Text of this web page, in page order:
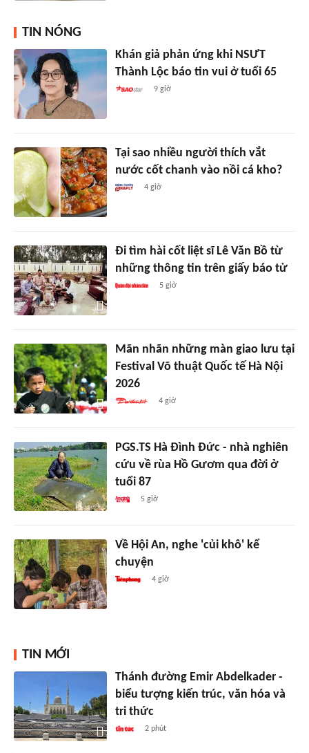
TIN NÓNG
Khán giả phản ứng khi NSƯT
Thành Lộc báo tin vui ở tuổi 65
9 giờ
Tại sao nhiều người thích vắt
nước cốt chanh vào nồi cá kho?
4 giờ
Đi tìm hài cốt liệt sĩ Lê Văn Bồ từ
những thông tin trên giấy báo tử
5 giờ
Mãn nhãn những màn giao lưu tại
Festival Võ thuật Quốc tế Hà Nội
2026
4 giờ
PGS.TS Hà Đình Đức - nhà nghiên
cứu về rùa Hồ Gươm qua đời ở
tuổi 87
5 giờ
Về Hội An, nghe 'củi khô' kể
chuyện
4 giờ
TIN MỚI
Thánh đường Emir Abdelkader -
biểu tượng kiến trúc, văn hóa và
tri thức
2 phút